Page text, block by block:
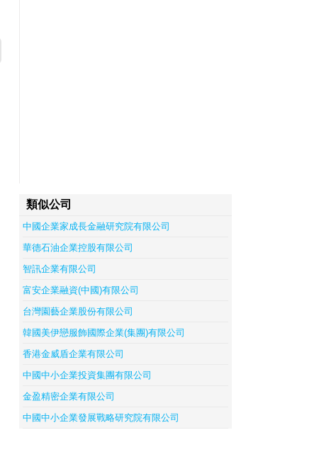
類似公司
中國企業家成長金融研究院有限公司
華德石油企業控股有限公司
智訊企業有限公司
富安企業融資(中國)有限公司
台灣園藝企業股份有限公司
韓國美伊戀服飾國際企業(集團)有限公司
香港金威盾企業有限公司
中國中小企業投資集團有限公司
金盈精密企業有限公司
中國中小企業發展戰略研究院有限公司